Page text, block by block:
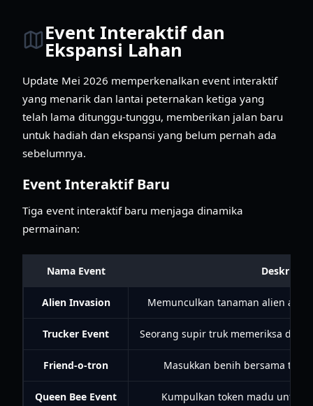
Event Interaktif dan
Ekspansi Lahan
Update Mei 2026 memperkenalkan event interaktif
yang menarik dan lantai peternakan ketiga yang
telah lama ditunggu-tunggu, memberikan jalan baru
untuk hadiah dan ekspansi yang belum pernah ada
sebelumnya.
Event Interaktif Baru
Tiga event interaktif baru menjaga dinamika
permainan:
Nama Event Deskripsi
Alien Invasion Memunculkan tanaman alien atau
Trucker Event Seorang supir truk memeriksa dan
Friend-o-tron Masukkan benih bersama
Queen Bee Event Kumpulkan token madu untuk